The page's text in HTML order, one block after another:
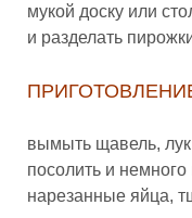
мукой доску или
и разделать
вымыть щавель,
посолить и
нарезанные яйца,